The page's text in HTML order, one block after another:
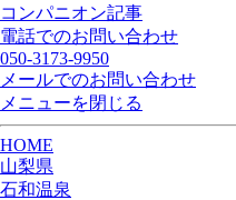
コンパニオン記事
電話でのお問い合わせ
050-3173-9950
メールでのお問い合わせ
メニューを閉じる
HOME
山梨県
石和温泉